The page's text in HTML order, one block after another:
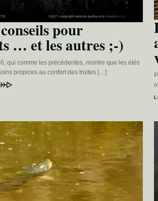
pour
… et les autres ;-)
qui comme les précédentes, montre que les étés
propices au confort des truites […]